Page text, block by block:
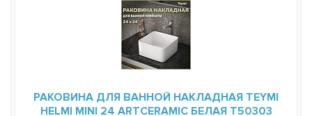
РАКОВИНА ДЛЯ ВАННОЙ НАКЛАДНАЯ TEYMI
HELMI MINI 24 ARTCERAMIC БЕЛАЯ T50303